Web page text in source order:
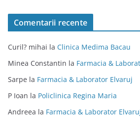
Comentarii recente
Curil? mihai la Clinica Medima Bacau
Minea Constantin la Farmacia &
Sarpe la Farmacia & Laborator Elvaruj
P Ioan la Policlinica Regina Maria
Andreea la Farmacia & Laborator